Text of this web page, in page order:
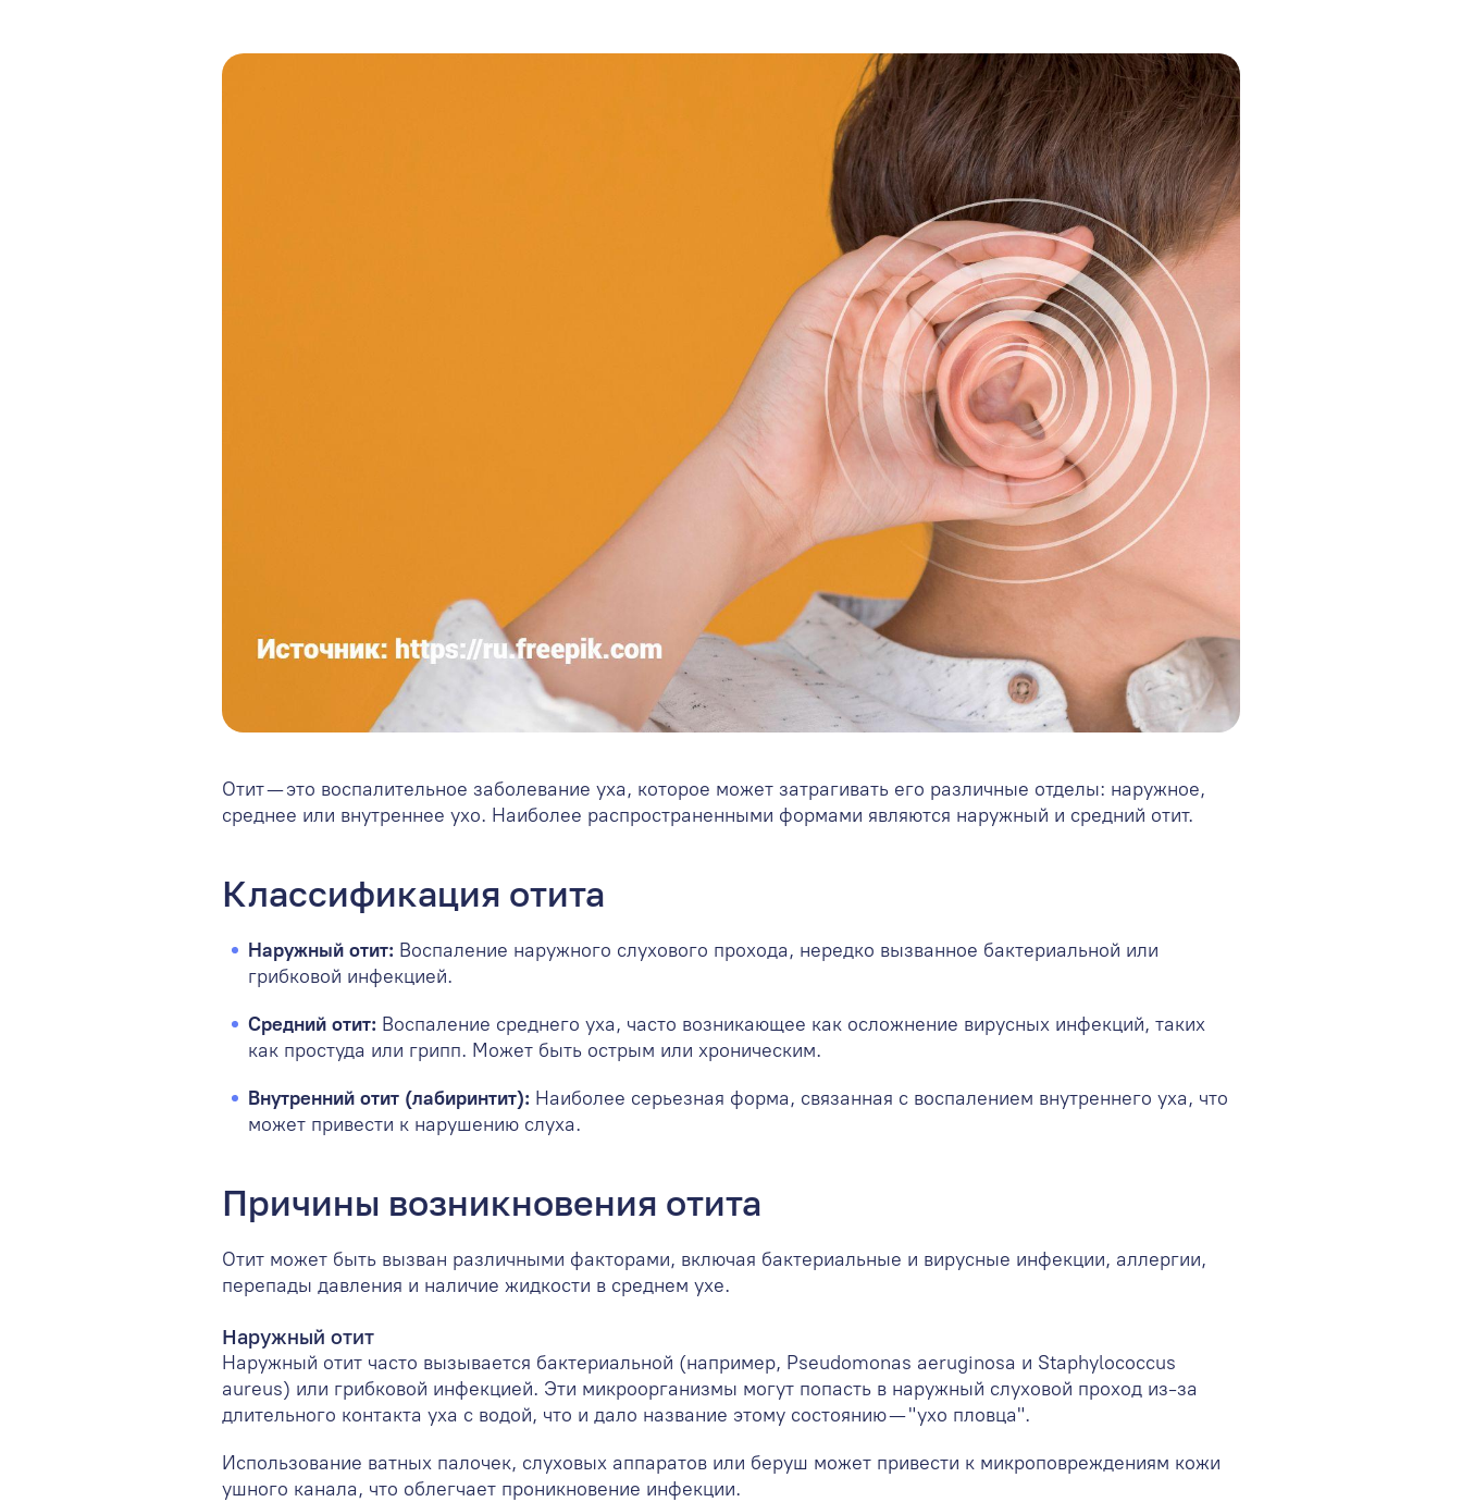
Отит — это воспалительное заболевание уха, которое может затрагивать его различные отделы: наружное,
среднее или внутреннее ухо. Наиболее распространенными формами являются наружный и средний отит.
Классификация отита
Наружный отит: Воспаление наружного слухового прохода, нередко вызванное бактериальной или
грибковой инфекцией.
Средний отит: Воспаление среднего уха, часто возникающее как осложнение вирусных инфекций, таких
как простуда или грипп. Может быть острым или хроническим.
Внутренний отит (лабиринтит): Наиболее серьезная форма, связанная с воспалением внутреннего уха, что
может привести к нарушению слуха.
Причины возникновения отита
Отит может быть вызван различными факторами, включая бактериальные и вирусные инфекции, аллергии,
перепады давления и наличие жидкости в среднем ухе.
Наружный отит
Наружный отит часто вызывается бактериальной (например, Pseudomonas aeruginosa и Staphylococcus
aureus) или грибковой инфекцией. Эти микроорганизмы могут попасть в наружный слуховой проход из-за
длительного контакта уха с водой, что и дало название этому состоянию — "ухо пловца".
Использование ватных палочек, слуховых аппаратов или беруш может привести к микроповреждениям кожи
ушного канала, что облегчает проникновение инфекции.